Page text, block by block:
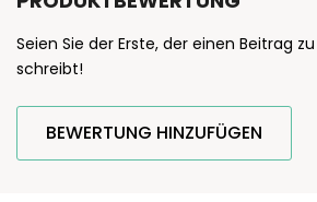
Seien Sie der Erste, der einen Beitrag
schreibt!
BEWERTUNG HINZUFÜGEN